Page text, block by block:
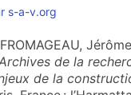
s-a-v.org
de la
de la